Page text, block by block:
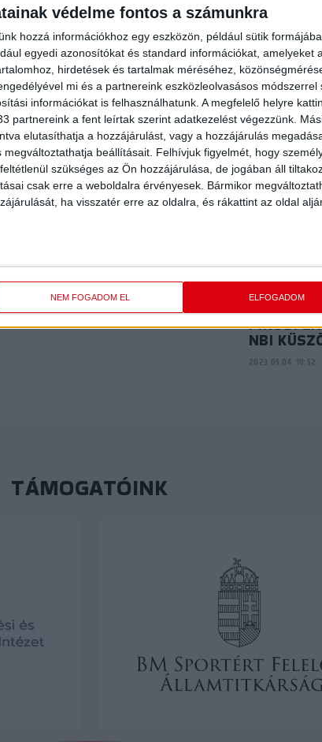
védelme fontos a számunkra
hozzá információkhoz egy eszközön, például sütik
egyedi azonosítókat és standard információkat, amelyeket
hirdetések és tartalmak méréséhez,
mi és a partnereink eszközleolvasásos módszerrel
információkat is felhasználhatunk. A megfelelő helyre
partnereink a fent leírtak szerint adatkezelést végezzünk.
elutasíthatja a hozzájárulást, vagy a hozzájárulás
beállításait. Felhívjuk figyelmét, hogy
szükséges az Ön hozzájárulása, de jogában áll
csak erre a weboldalra érvényesek. Bármikor
ha visszatér erre az oldalra, és rákattint az oldal
NEM FOGADOM EL ELFOGADOM
2024.06.28. 15:02
ARANY:
2024.06.20. 14:57
NBI
2023.05.04. 10:52
TÁMOGATÓINK